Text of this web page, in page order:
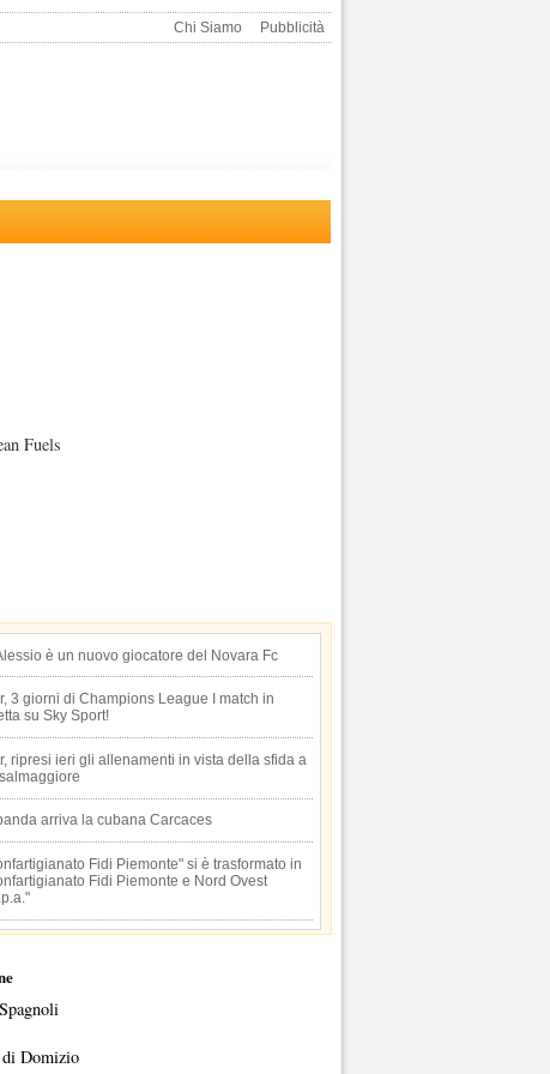
Chi Siamo Pubblicità
è un nuovo giocatore del Novara Fc
3 giorni di Champions League I match in
su Sky Sport!
ripresi ieri gli allenamenti in vista della sfida a
arriva la cubana Carcaces
Fidi Piemonte" si è trasformato in
Fidi Piemonte e Nord Ovest
di Domizio